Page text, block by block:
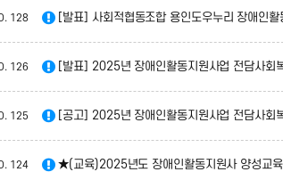
128 [발표] 사회적협동조합 용인도우누리 장애인
126 [발표] 2025년 장애인활동지원사업 전담사회
125 [공고] 2025년 장애인활동지원사업 전담사회
124 ★(교육)2025년도 장애인활동지원사 양성교